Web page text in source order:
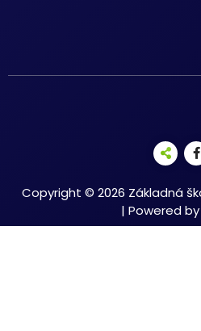
Copyright © 2026 Základná
| Powered by